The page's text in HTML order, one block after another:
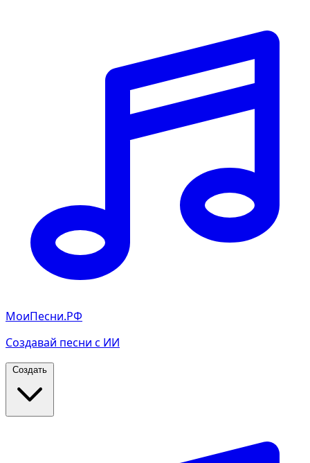
МоиПесни.РФ
Создавай песни с ИИ
Создать